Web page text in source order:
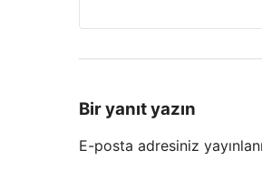
Bir yanıt yazın
E-posta adresiniz